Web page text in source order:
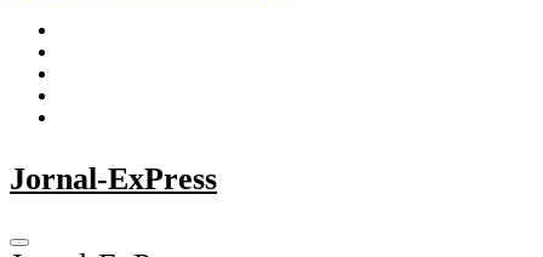
Jornal-ExPress